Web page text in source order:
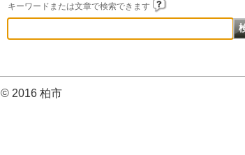
キーワードまたは文章で検索できます
© 2016 柏市